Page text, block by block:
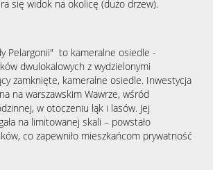
się widok na okolicę (dużo drzew).
Pelargonii" to kameralne osiedle -
dwulokalowych z wydzielonymi
zamknięte, kameralne osiedle. Inwestycja
na warszawskim Wawrze, wśród
w otoczeniu łąk i lasów. Jej
na limitowanej skali – powstało
co zapewniło mieszkańcom prywatność